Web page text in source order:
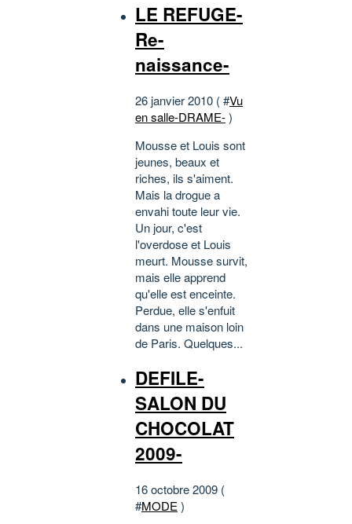
LE REFUGE-
Re-
naissance-
26 janvier 2010 ( #Vu
en salle-DRAME-)
Mousse et Louis sont
jeunes, beaux et
riches, ils s'aiment.
Mais la drogue a
envahi toute leur vie.
Un jour, c'est
l'overdose et Louis
meurt. Mousse survit,
mais elle apprend
qu'elle est enceinte.
Perdue, elle s'enfuit
dans une maison loin
de Paris. Quelques...
DEFILE-
SALON DU
CHOCOLAT
2009-
16 octobre 2009 (
#MODE )